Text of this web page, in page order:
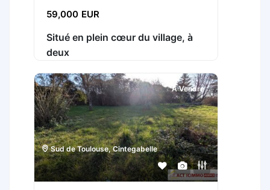
59,000 EUR
Situé en plein cœur du village, à
deux
A Vendre
Sud de Toulouse,Cintegabelle